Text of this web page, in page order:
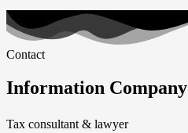
Contact
Information Company
Tax consultant & lawyer